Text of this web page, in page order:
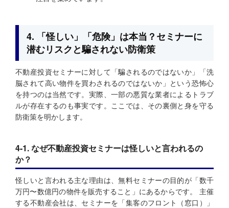
4. 「怪しい」「危険」は本当？セミナーに
潜むリスクと騙されない防衛策
不動産投資セミナーに対して「騙されるのではないか」「洗
脳されて高い物件を買わされるのではないか」という恐怖心
を持つのは当然です。実際、一部の悪質な業者によるトラブ
ルが存在するのも事実です。ここでは、その裏側と身を守る
防衛策を明かします。
4-1. なぜ不動産投資セミナーは怪しいと言われるの
か？
怪しいと言われる主な理由は、無料セミナーの目的が「数千
万円〜数億円の物件を販売すること」にあるからです。 主催
する不動産会社は、セミナーを「集客のフロント（窓口）」